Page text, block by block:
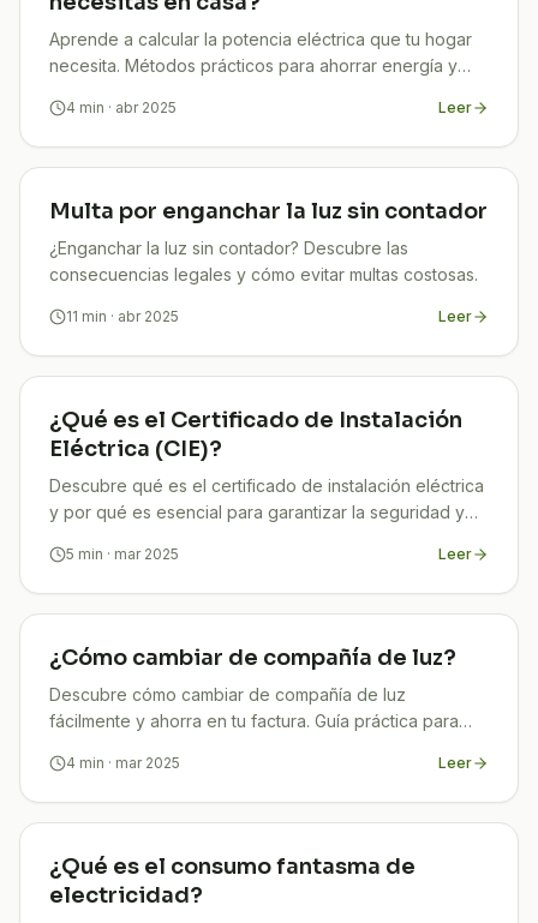
Aprende a calcular la potencia eléctrica que tu hogar
necesita. Métodos prácticos para ahorrar energía y
4 min · abr 2025 Leer
Multa por enganchar la luz sin contador
¿Enganchar la luz sin contador? Descubre las
consecuencias legales y cómo evitar multas costosas.
11 min · abr 2025 Leer
¿Qué es el Certificado de Instalación
Eléctrica (CIE)?
Descubre qué es el certificado de instalación eléctrica
y por qué es esencial para garantizar la seguridad y
5 min · mar 2025 Leer
¿Cómo cambiar de compañía de luz?
Descubre cómo cambiar de compañía de luz
fácilmente y ahorra en tu factura. Guía práctica para
4 min · mar 2025 Leer
¿Qué es el consumo fantasma de
electricidad?